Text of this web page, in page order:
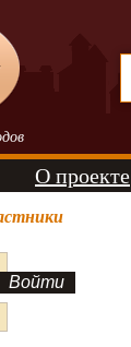
О проекте